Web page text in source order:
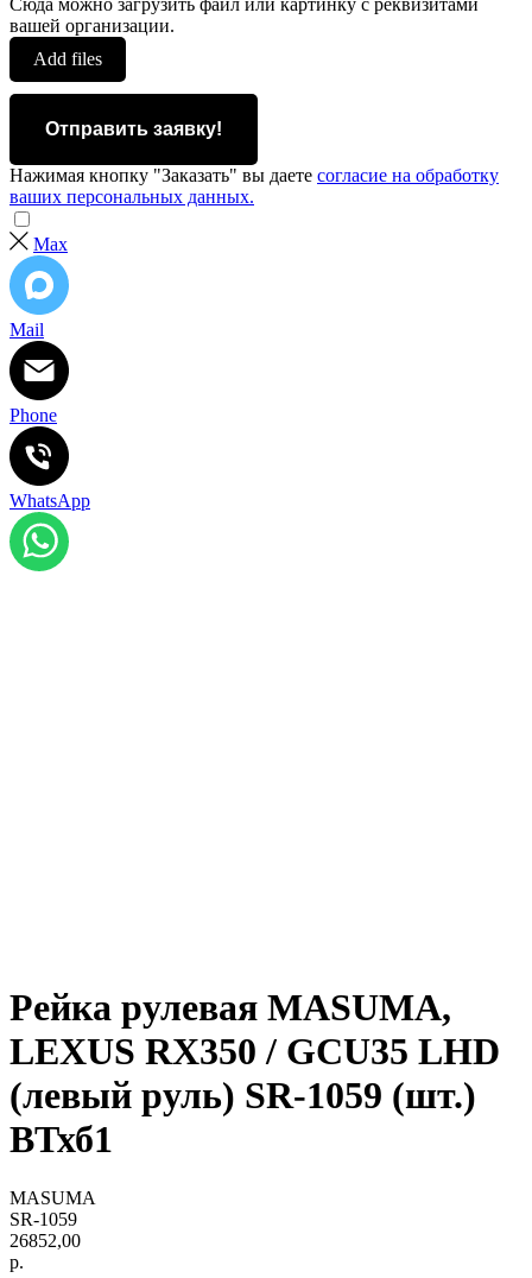
Сюда можно загрузить файл или картинку с реквизитами
вашей организации.
Add files
Отправить заявку!
Нажимая кнопку "Заказать" вы даете согласие на обработку
ваших персональных данных.
Max
Mail
Phone
WhatsApp
Рейка рулевая MASUMA,
LEXUS RX350 / GCU35 LHD
(левый руль) SR-1059 (шт.)
ВТхб1
MASUMA
SR-1059
26852,00
р.